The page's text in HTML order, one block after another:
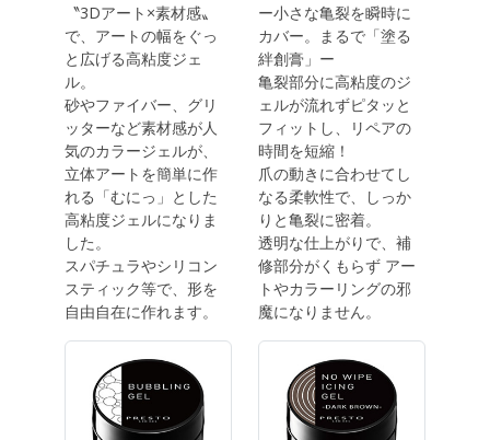
〝3Dアート×素材感〟
で、アートの幅をぐっ
と広げる高粘度ジェ
ル。
砂やファイバー、グリ
ッターなど素材感が人
気のカラージェルが、
立体アートを簡単に作
れる「むにっ」とした
高粘度ジェルになりま
した。
スパチュラやシリコン
スティック等で、形を
自由自在に作れます。
ー小さな亀裂を瞬時に
カバー。まるで「塗る
絆創膏」ー
亀裂部分に高粘度のジ
ェルが流れずピタッと
フィットし、リペアの
時間を短縮！
爪の動きに合わせてし
なる柔軟性で、しっか
りと亀裂に密着。
透明な仕上がりで、補
修部分がくもらず アー
トやカラーリングの邪
魔になりません。